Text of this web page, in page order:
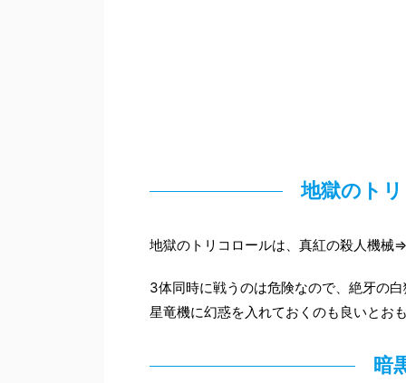
地獄のト
地獄のトリコロールは、真紅の殺人機
3体同時に戦うのは危険なので、絶牙の
星竜機に幻惑を入れておくのも良いとお
暗